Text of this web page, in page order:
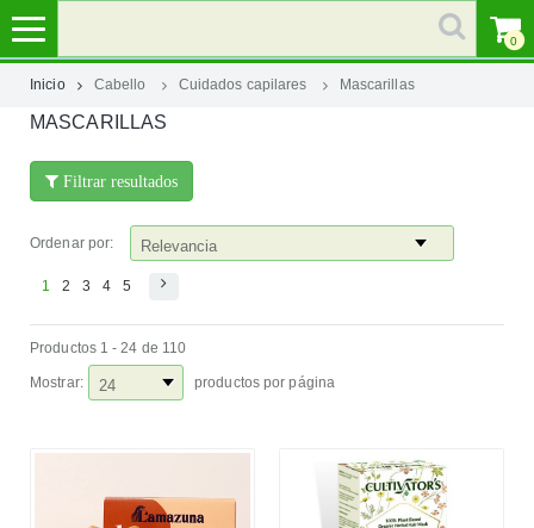
MI
CATEGORÍAS
AYUDA
0
Inicio Cabello Cuidados capilares Mascarillas
MASCARILLAS
Filtrar resultados
Ordenar por:
1 2 3 4 5
Productos 1 - 24 de 110
Mostrar: productos por página